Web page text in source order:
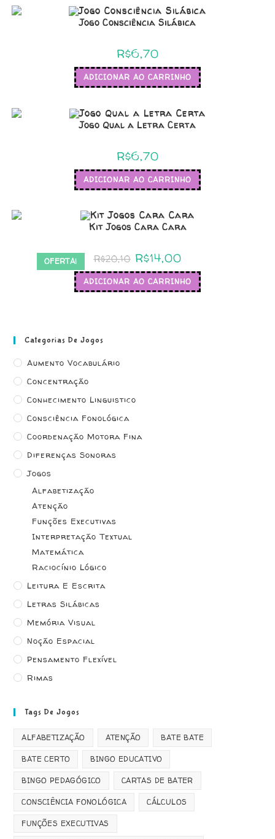
Jogo Consciência Silábica
R$6,70
ADICIONAR AO CARRINHO
Jogo Qual a Letra Certa
R$6,70
ADICIONAR AO CARRINHO
OFERTA!
Kit Jogos Cara Cara
R$20,10 R$14,00
ADICIONAR AO CARRINHO
Categorias De Jogos
Aumento Vocabulário
Concentração
Conhecimento Linguistico
Consciência Fonológica
Coordenação Motora Fina
Diferenças Sonoras
Jogos
Alfabetização
Atenção
Funções Executivas
Interpretação Textual
Matemática
Raciocínio Lógico
Leitura E Escrita
Letras Silábicas
Memória Visual
Noção Espacial
Pensamento Flexível
Rimas
Tags De Jogos
ALFABETIZAÇÃO ATENÇÃO BATE BATE
BATE CERTO BINGO EDUCATIVO
BINGO PEDAGÓGICO CARTAS DE BATER
CONSCIÊNCIA FONOLÓGICA CÁLCULOS
FUNÇÕES EXECUTIVAS